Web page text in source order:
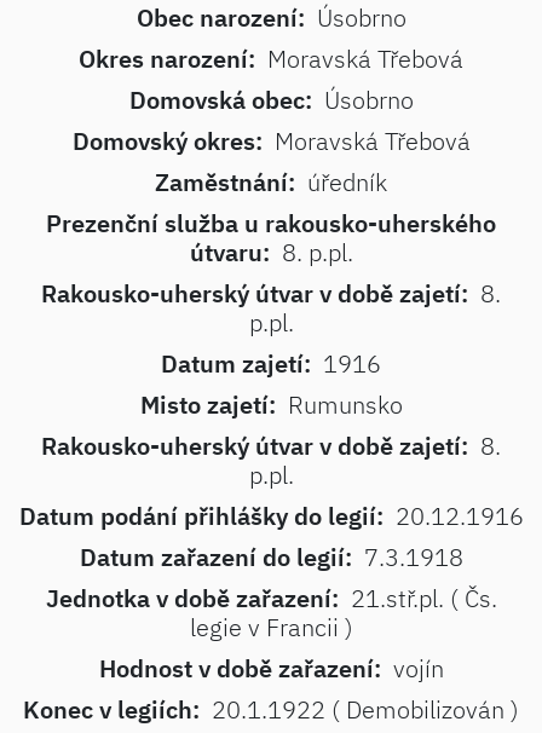
Obec narození: Úsobrno
Okres narození: Moravská Třebová
Domovská obec: Úsobrno
Domovský okres: Moravská Třebová
Zaměstnání: úředník
Prezenční služba u rakousko-uherského
útvaru: 8. p.pl.
Rakousko-uherský útvar v době zajetí: 8.
p.pl.
Datum zajetí: 1916
Misto zajetí: Rumunsko
Rakousko-uherský útvar v době zajetí: 8.
p.pl.
Datum podání přihlášky do legií: 20.12.1916
Datum zařazení do legií: 7.3.1918
Jednotka v době zařazení: 21.stř.pl. ( Čs.
legie v Francii )
Hodnost v době zařazení: vojín
Konec v legiích: 20.1.1922 ( Demobilizován )